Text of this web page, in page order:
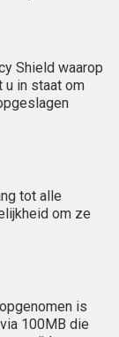
Shield waarop
in staat om
tot alle
om ze
is
100MB die